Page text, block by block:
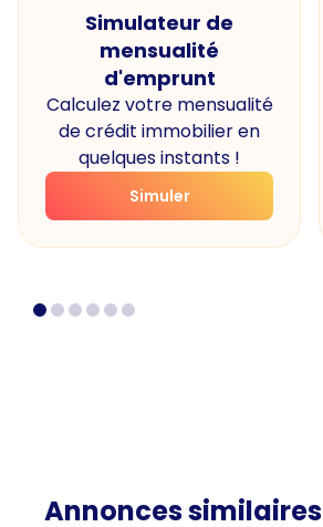
Simulateur de
mensualité
d'emprunt
Calculez votre mensualité
de crédit immobilier en
quelques instants !
Simuler
Annonces similaires